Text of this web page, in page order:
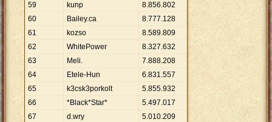
59 kunp 8.856.802
60
Bailey.ca 8.777.128
61
kozso 8.589.809
62
WhitePower 8.327.632
63
Meli. 7.888.208
64
Etele-Hun 6.831.557
65
k3csk3porkolt 5.855.932
66
*Black*Star* 5.497.017
67
d.wry 5.010.209